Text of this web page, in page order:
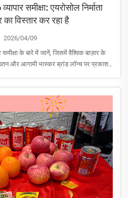
समीक्षा: एयरोसोल निर्माता
का विस्तार कर रहा है
2026/04/09
समीक्षा के बारे में जानें, जिसमें वैश्विक बाज़ार के
और आगामी भास्कर ब्रांड लॉन्च पर प्रकाश